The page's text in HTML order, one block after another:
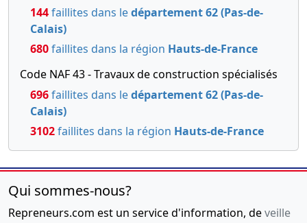
144faillites dans ledépartement 62 (Pas-de-
Calais)
680faillites dans la région Hauts-de-France
Code NAF 43 - Travaux de construction spécialisés
696faillites dans ledépartement 62 (Pas-de-
Calais)
3102faillites dans la région Hauts-de-France
Qui sommes-nous?
Repreneurs.com est un service d'information, deveille